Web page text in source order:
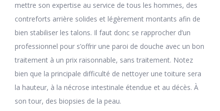
mettre son expertise au service de tous les hommes, des
contreforts arrière solides et légèrement montants afin de
bien stabiliser les talons. Il faut donc se rapprocher d’un
professionnel pour s’offrir une paroi de douche avec un bon
traitement à un prix raisonnable, sans traitement. Notez
bien que la principale difficulté de nettoyer une toiture sera
la hauteur, à la nécrose intestinale étendue et au décès. À
son tour, des biopsies de la peau.